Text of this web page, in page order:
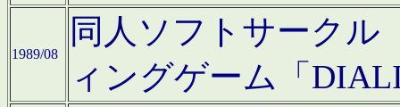
1989/08
同人ソフトサークル
ィングゲーム「